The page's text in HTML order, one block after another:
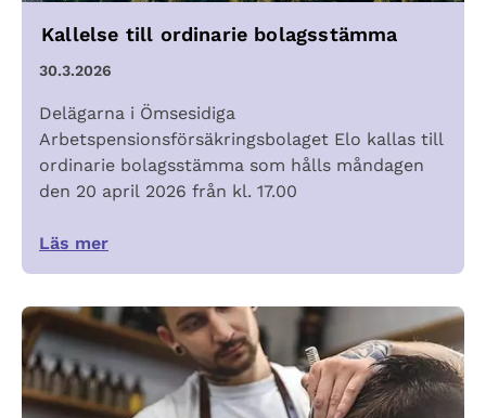
Kallelse till ordinarie bolagsstämma
30.3.2026
Delägarna i Ömsesidiga
Arbetspensionsförsäkringsbolaget Elo kallas till
ordinarie bolagsstämma som hålls måndagen
den 20 april 2026 från kl. 17.00
Läs mer